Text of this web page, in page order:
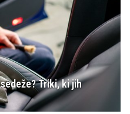
Triki, ki jih